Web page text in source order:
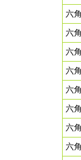
六
六
六
六
六
六
六
六